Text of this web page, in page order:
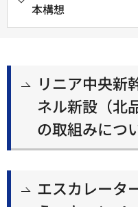
本構想
リニア中央
ネル新設（北
の取組みにつ
エスカレータ